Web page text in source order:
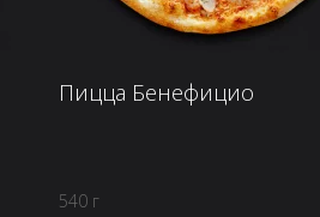
Пицца Бенефицио
540 г